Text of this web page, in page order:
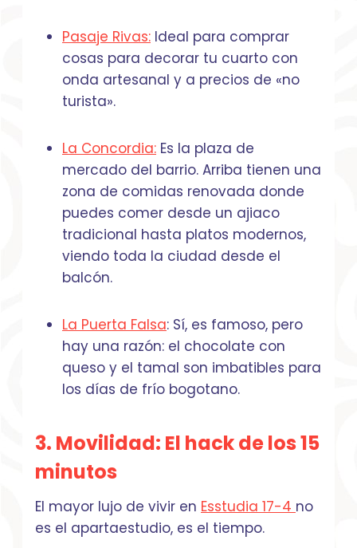
Pasaje Rivas: Ideal para comprar
cosas para decorar tu cuarto con
onda artesanal y a precios de «no
turista».
La Concordia: Es la plaza de
mercado del barrio. Arriba tienen una
zona de comidas renovada donde
puedes comer desde un ajiaco
tradicional hasta platos modernos,
viendo toda la ciudad desde el
balcón.
La Puerta Falsa: Sí, es famoso, pero
hay una razón: el chocolate con
queso y el tamal son imbatibles para
los días de frío bogotano.
3. Movilidad: El hack de los 15
minutos
El mayor lujo de vivir en Esstudia 17-4 no
es el apartaestudio, es el tiempo.